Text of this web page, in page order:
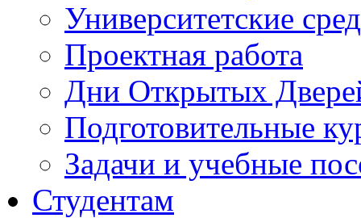
Университетские
Проектная работа
Дни Открытых
Подготовительные
Задачи и учебные
Студентам